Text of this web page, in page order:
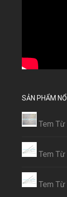
SẢN PHẨM
Tem
Tem Từ
Tem Từ